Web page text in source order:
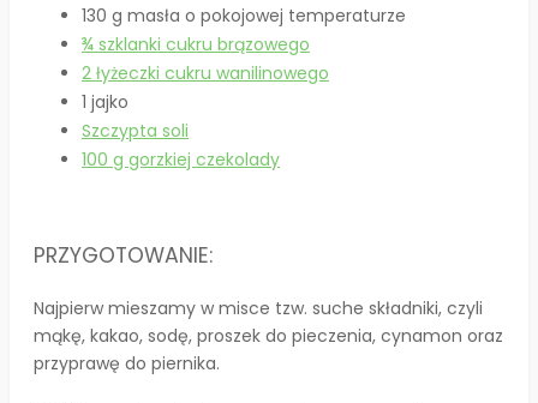
130 g masła o pokojowej temperaturze
¾ szklanki cukru brązowego
2 łyżeczki cukru wanilinowego
1 jajko
Szczypta soli
100 g gorzkiej czekolady
PRZYGOTOWANIE:
Najpierw mieszamy w misce tzw. suche składniki, czyli
mąkę, kakao, sodę, proszek do pieczenia, cynamon oraz
przyprawę do piernika.